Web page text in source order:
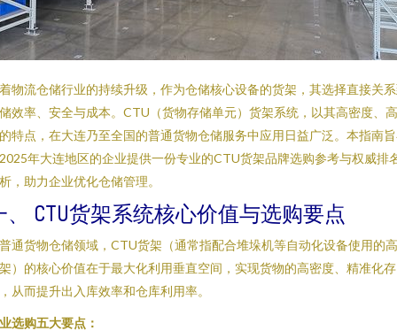
物流仓储行业的持续升级，作为仓储核心设备的货架，其选择直接关
效率、安全与成本。CTU（货物存储单元）货架系统，以其高密度、
特点，在大连乃至全国的普通货物仓储服务中应用日益广泛。本指南
年大连地区的企业提供一份专业的CTU货架品牌选购参考与权威排
，助力企业优化仓储管理。
、 CTU货架系统核心价值与选购要点
通货物仓储领域，CTU货架（通常指配合堆垛机等自动化设备使用的
）的核心价值在于最大化利用垂直空间，实现货物的高密度、精准化存
从而提升出入库效率和仓库利用率。
选购五大要点：